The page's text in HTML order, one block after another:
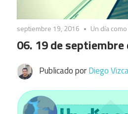
septiembre 19, 2016 Un día
06. 19 de septiembre
Publicado porDiego